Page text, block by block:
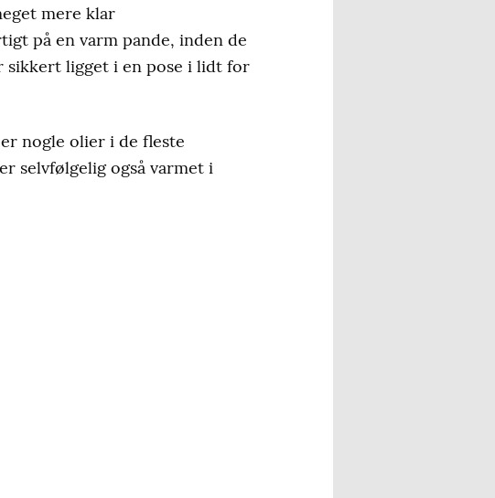
mere klar
på en varm pande, inden de
sikkert ligget i en pose i lidt for
nogle olier i de fleste
selvfølgelig også varmet i